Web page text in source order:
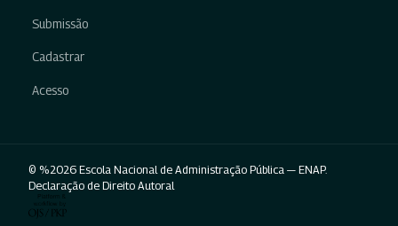
Submissão
Cadastrar
Acesso
© %2026 Escola Nacional de Administração Pública — ENAP.
Declaração de Direito Autoral